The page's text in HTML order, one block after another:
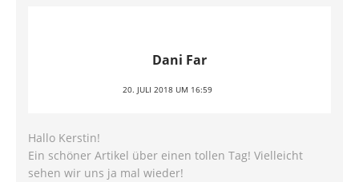
Dani Far
20. JULI 2018 UM 16:59
Hallo Kerstin!
Ein schöner Artikel über einen tollen Tag! Vielleicht
sehen wir uns ja mal wieder!